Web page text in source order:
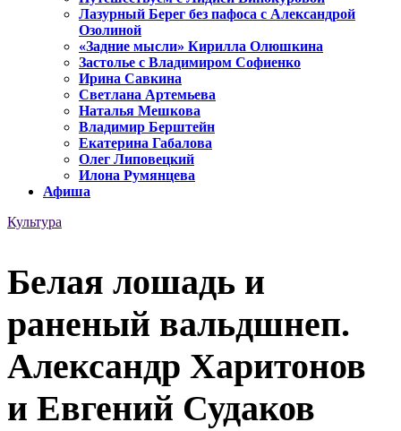
Лазурный Берег без пафоса с Александрой
Озолиной
«Задние мысли» Кирилла Олюшкина
Застолье с Владимиром Софиенко
Ирина Савкина
Светлана Артемьева
Наталья Мешкова
Владимир Берштейн
Екатерина Габалова
Олег Липовецкий
Илона Румянцева
Афиша
Культура
Белая лошадь и
раненый вальдшнеп.
Александр Харитонов
и Евгений Судаков